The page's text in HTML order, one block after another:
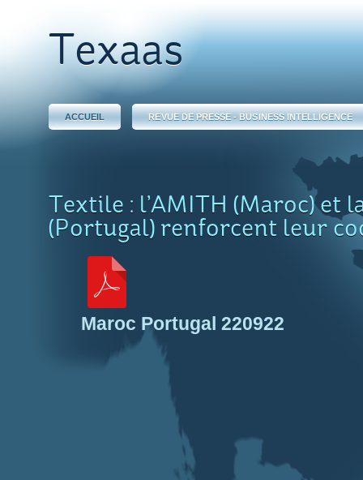
Texaas
ACCUEIL REVUE DE PRESSE - BUSINESS INTELLIGENCE
Textile : l’AMITH (Maroc) et
(Portugal) renforcent leur
Maroc Portugal 220922